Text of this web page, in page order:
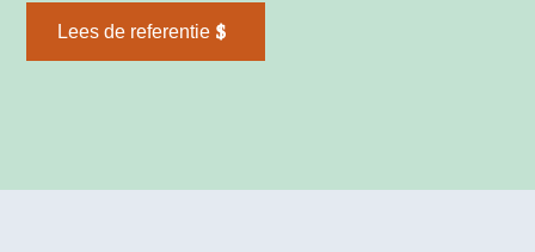
Lees de referentie